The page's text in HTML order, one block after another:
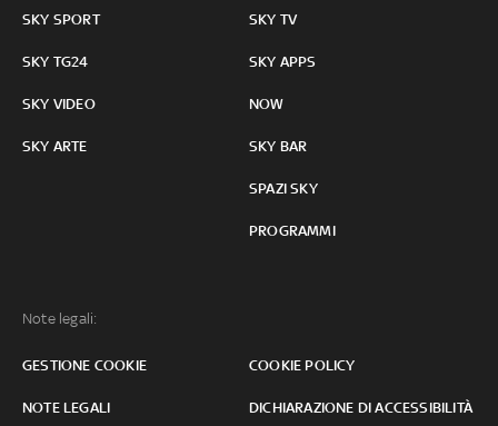
SKY SPORT
SKY TG24
SKY VIDEO
SKY ARTE
SKY TV
SKY APPS
NOW
SKY BAR
SPAZI SKY
PROGRAMMI
Note legali:
GESTIONE COOKIE COOKIE POLICY
NOTE LEGALI DICHIARAZIONE DI ACCESSIBILITÀ